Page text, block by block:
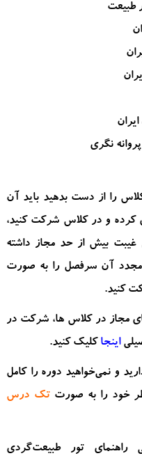
طبیعت
نگری
را از دست بدهید باید آن
و در کلاس شرکت کنید،
بیش از حد مجاز داشته
آن سرفصل را به صورت
کنید.
مجاز در کلاس ها، شرکت در
اینجا کلیک کنید.
و نمی‌خواهید دوره را کامل
خود را به صورتتک درس
تور طبیعت‌گردی